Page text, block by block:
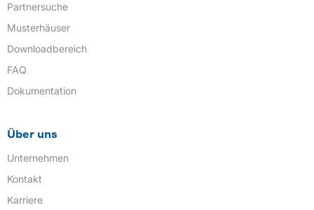
Partnersuche
Musterhäuser
Downloadbereich
FAQ
Dokumentation
Über uns
Unternehmen
Kontakt
Karriere